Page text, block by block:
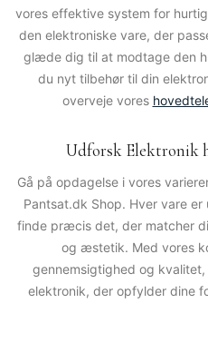
vores effektive system for
den elektroniske vare, der
glæde dig til at modtage den
du nyt tilbehør til din
overveje vores
Udforsk Elektronik
Gå på opdagelse i vores
Pantsat.dk Shop. Hver vare
finde præcis det, der matcher
og æstetik. Med vores
gennemsigtighed og
elektronik, der opfylder dine